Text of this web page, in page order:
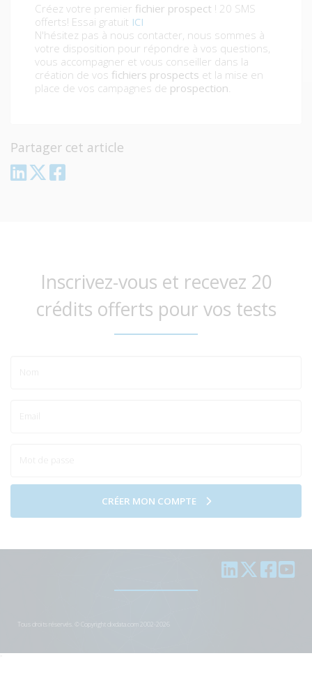
Créez votre premier fichier prospect ! 20 SMS
offerts! Essai gratuit ICI
N'hésitez pas à nous contacter, nous sommes à
votre disposition pour répondre à vos questions,
vous accompagner et vous conseiller dans la
création de vos fichiers prospects et la mise en
place de vos campagnes de prospection
Partager cet article
Inscrivez-vous et recevez 20
crédits offerts pour vos tests
CRÉER MON COMPTE
Tous droits réservés. © Copyright dixdata.com 2002-2026